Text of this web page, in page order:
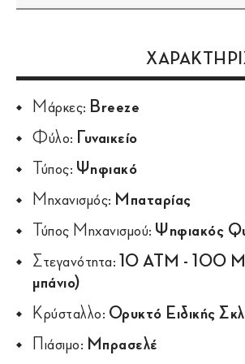
Μάρκες: Breeze
Φύλο:
Γυναικείο
Τύπος: Ψηφιακό
Μηχανισμός: Μπαταρίας
Τύπος Μηχανισμού: Ψηφιακός
Στεγανότητα: 10 ATM - 100
μπάνιο)
Κρύσταλλο: Ορυκτό Ειδικής
Πιάσιμο: Μπρασελέ